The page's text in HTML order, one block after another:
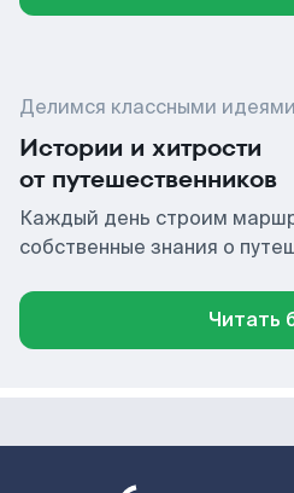
Делимся классными идеями
Истории и хитрости
от путешественников
Каждый день строим
собственные знания о
Читать